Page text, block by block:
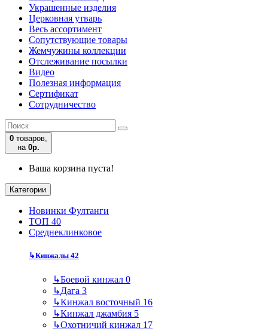
Украшенные изделия
Церковная утварь
Весь ассортимент
Сопутствующие товары
Жемчужины коллекции
Отслеживание посылки
Видео
Полезная информация
Сертификат
Сотрудничество
0 товаров,
на 0р.
Ваша корзина пуста!
Категории
Новинки Фултанги
ТОП 40
Среднеклинковое
↳Кинжалы 42
↳Боевой кинжал 0
↳Дага 3
↳Кинжал восточный 16
↳Кинжал джамбия 5
↳Охотничий кинжал 17